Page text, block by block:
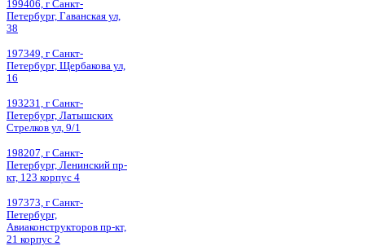
199406, г Санкт-
Петербург, Гаванская ул,
38
197349, г Санкт-
Петербург, Щербакова ул,
16
193231, г Санкт-
Петербург, Латышских
Стрелков ул, 9/1
198207, г Санкт-
Петербург, Ленинский пр-
кт, 123 корпус 4
197373, г Санкт-
Петербург,
Авиаконструкторов пр-кт,
21 корпус 2